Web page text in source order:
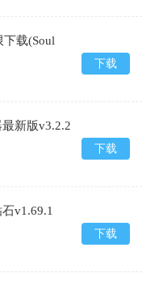
下载(Soul
下载
新版v3.2.2
下载
v1.69.1
下载